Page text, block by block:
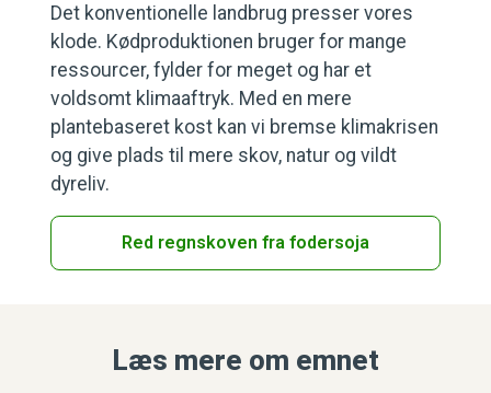
Det konventionelle landbrug presser vores
klode. Kødproduktionen bruger for mange
ressourcer, fylder for meget og har et
voldsomt klimaaftryk. Med en mere
plantebaseret kost kan vi bremse klimakrisen
og give plads til mere skov, natur og vildt
dyreliv.
Red regnskoven fra fodersoja
Læs mere om emnet